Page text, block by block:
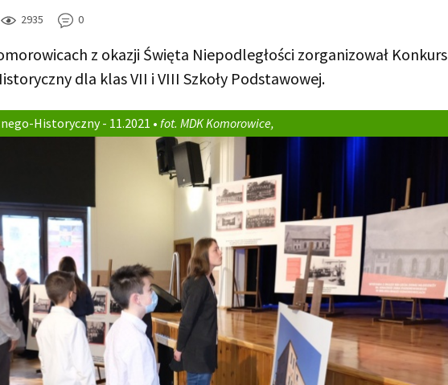
2935 0
z okazji Święta Niepodległości zorganizował Konkurs
dla klas VII i VIII Szkoły Podstawowej.
Historyczny - 11.2021 • fot. MDK Komorowice,